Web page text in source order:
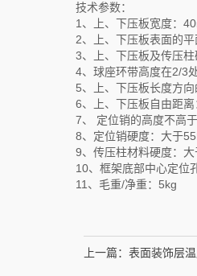
技术参数：
1、上、下压板宽度：
2、上、下压板表面的
3、上、下压板及传压
4、球座环带高度在2/3
5、上、下压板长度方
6、上、下压板自由距
7、 定位销的高度不高
8、定位销硬度：大于
9、传压柱材料硬度：
10、框架底部中心定位
11、毛重/净重：5kg
上一篇： 表面装饰层